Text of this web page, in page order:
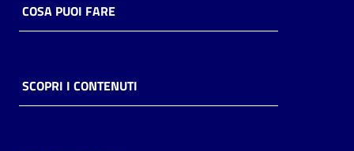
COSA PUOI FARE
SCOPRI I CONTENUTI